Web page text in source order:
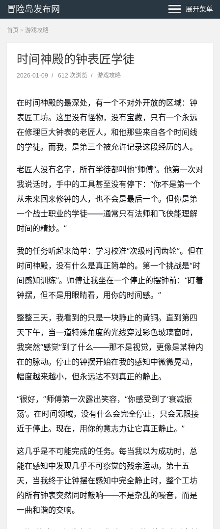
冒险岛发布网 展开菜单
首页 > 游戏攻略
时间神殿的钟表匠学徒
2026-01-09 / 612 次浏览 / 游戏攻略
在时间神殿的最深处，有一个不对外开放的区域：钟
表匠工坊。这里没有怪物，没有宝藏，只有一个永远
在修理巨大钟表的老匠人，和他那些来自各个时间线
的学徒。而我，是第三个被允许记录这段经历的人。
老匠人没有名字，所有学徒都叫他“师傅”。他第一次对
我说话时，手中的工具甚至没有停下：“你不是第一个
从未来回来修钟的人，也不会是最后一个。但你是第
一个战士职业的学徒——通常只有法师和飞侠能理解
时间的精妙。”
我的任务听起来简单：学习校准“次级时间齿轮”。但在
时间神殿，没有什么是真正简单的。第一个挑战是“时
间感知训练”。师傅让我坐在一个停止的摆钟前：“盯着
钟摆，但不是用眼睛看，用你的时间感。”
整整三天，我看到的只是一块静止的黄铜。直到第四
天下午，当一道特殊角度的光线穿过彩色玻璃窗时，
我突然“感觉”到了什么——那不是视觉，更像是某种内
在的脉动。停止的钟摆开始在我的感知中微微晃动，
幅度越来越小，但永远达不到真正的静止。
“很好，”师傅第一次露出笑容，“你感受到了‘衰减振
荡’。在时间领域，没有什么会完全停止，只会无限接
近于停止。现在，用你的意志力让它真正静止。”
这几乎是不可能完成的任务。每当我以为成功时，总
能在感知中发现几乎不可察觉的残余运动。第十五
天，当我终于让钟摆在感知中完全静止时，整个工坊
的所有钟表突然同时敲响——不是杂乱的噪音，而是
一曲和谐的交响。